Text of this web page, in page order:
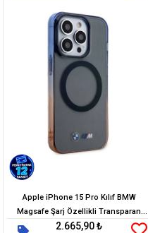
Apple iPhone 15 Pro Kılıf BMW
Magsafe Şarj Özellikli Transparan
Renkli Çerçeveli Orjinal Lisanslı Kapak
2.665,90 ₺